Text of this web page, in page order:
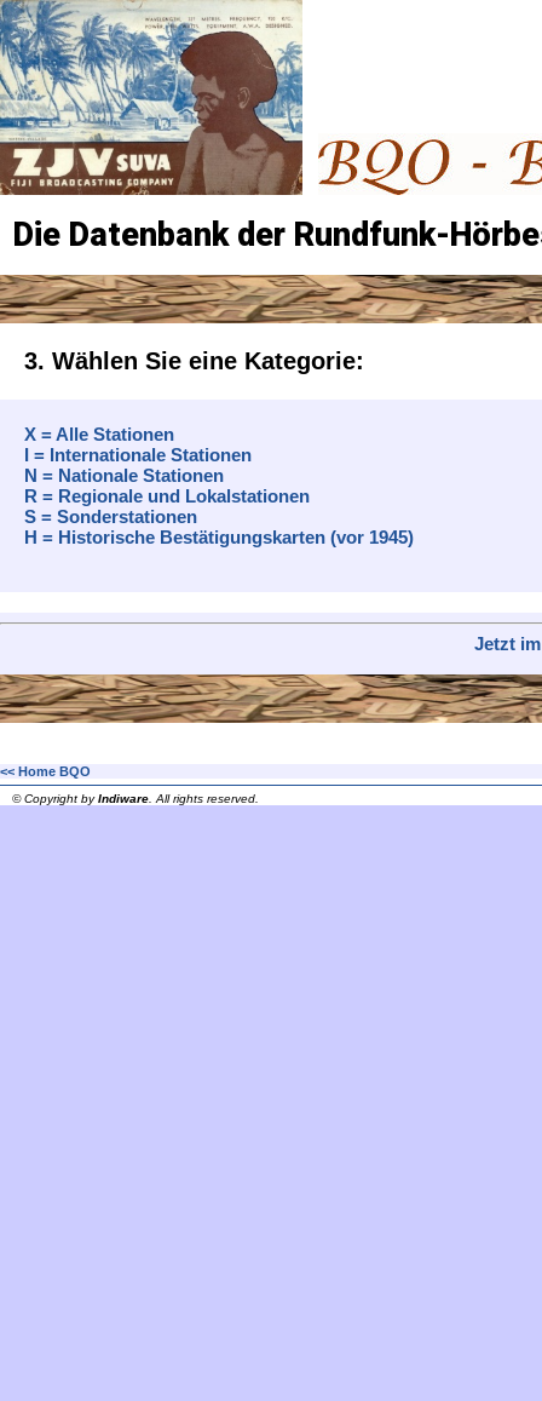
Die Datenbank der Rundfunk-
3. Wählen Sie eine Kategorie:
X = Alle Stationen
I = Internationale Stationen
N = Nationale Stationen
R = Regionale und Lokalstationen
S = Sonderstationen
H = Historische Bestätigungskarten (vor 1945)
Jetzt
<< Home BQO
© Copyright byIndiware . All rights reserved.